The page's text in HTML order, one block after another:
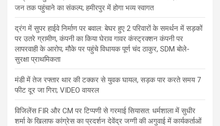
जन तक पहुंचाने का संकल्प; हमीरपुर में होगा भव्य स्वागत
द्रंग में सुपर हाईवे निर्माण पर बवाल: बेघर हुए 2 परिवारों के समर्थन में सड़कों
पर उतरे ग्रामीण, कंपनी का किया घेराव गावर कंस्ट्रक्शन कंपनी पर
लापरवाही के आरोप; मौके पर पहुंचे विधायक पूर्ण चंद ठाकुर, SDM बोले-
सुरक्षा प्राथमिकता
मंडी में तेज रफ्तार थार की टक्कर से युवक घायल, सड़क पार करते समय 7
फीट दूर जा गिरा; VIDEO वायरल
विजिलेंस FIR और CM पर टिप्पणी से गरमाई सियासत: धर्मशाला में सुधीर
शर्मा के खिलाफ कांग्रेस का प्रदर्शन देवेंद्र जग्गी की अगुवाई में कार्यकर्ताओं